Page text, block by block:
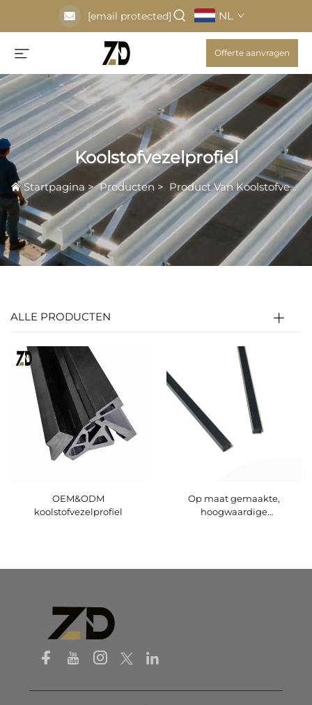
[email protected] NL
Offerte aanvragen
Koolstofvezelprofiel
Startpagina >Producten > Product Van Koolstofvezel
ALLE PRODUCTEN
OEM&ODM
koolstofvezelprofiel
Op maat gemaakte,
hoogwaardige